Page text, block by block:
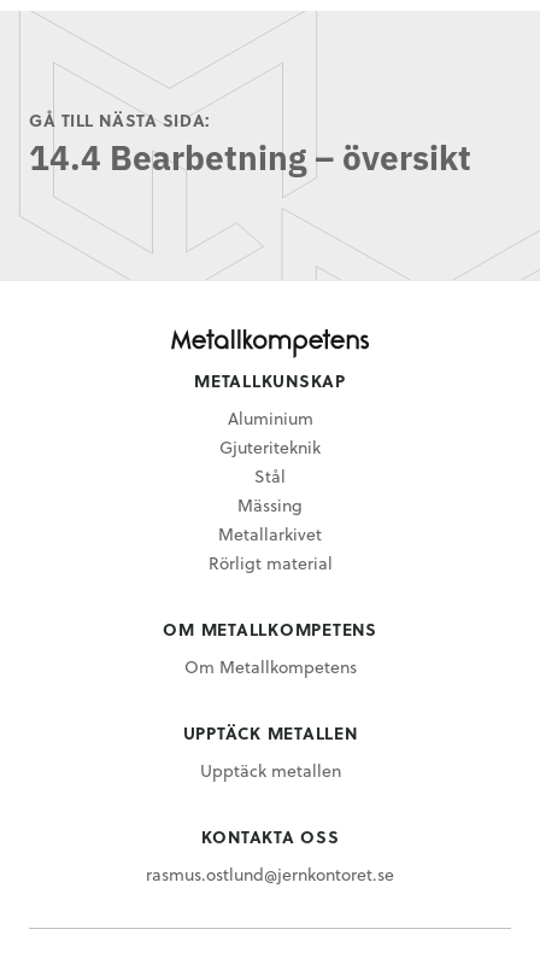
GÅ TILL NÄSTA SIDA:
14.4 Bearbetning – översikt
METALLKUNSKAP
Aluminium
Gjuteriteknik
Stål
Mässing
Metallarkivet
Rörligt material
OM METALLKOMPETENS
Om Metallkompetens
UPPTÄCK METALLEN
Upptäck metallen
KONTAKTA OSS
rasmus.ostlund@jernkontoret.se